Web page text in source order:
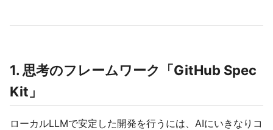
1. 思考のフレームワーク「GitHub Spec
Kit」
ローカルLLMで安定した開発を行うには、AIにいきなりコ